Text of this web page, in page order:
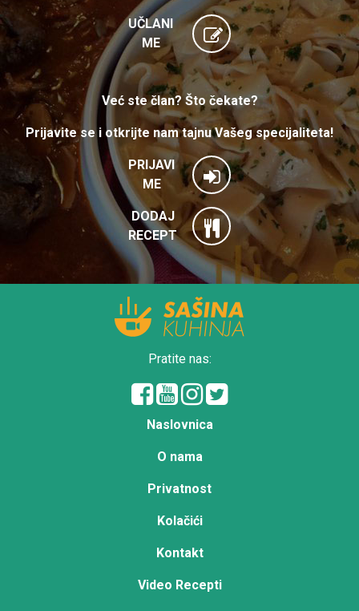
UČLANI
ME
Već ste član? Što čekate?
Prijavite se i otkrijte nam tajnu Vašeg specijaliteta!
PRIJAVI
ME
DODAJ
RECEPT
Pratite nas:
Naslovnica
O nama
Privatnost
Kolačići
Kontakt
Video Recepti